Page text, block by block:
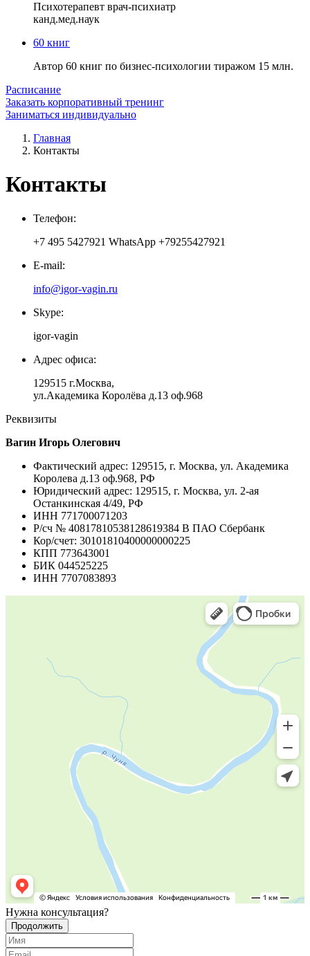
Психотерапевт врач-психиатр
канд.мед.наук
60 книг
Автор 60 книг по бизнес-психологии тиражом 15 млн.
Расписание
Заказать корпоративный тренинг
Заниматься индивидуально
Главная
Контакты
Контакты
Телефон:
+7 495 5427921 WhatsApp +79255427921
E-mail:
info@igor-vagin.ru
Skype:
igor-vagin
Адрес офиса:
129515 г.Москва,
ул.Академика Королёва д.13 оф.968
Реквизиты
Вагин Игорь Олегович
Фактический адрес: 129515, г. Москва, ул. Академика
Королева д.13 оф.968, РФ
Юридический адрес: 129515, г. Москва, ул. 2-ая
Останкинская 4/49, РФ
ИНН 771700071203
Р/сч № 40817810538128619384 В ПАО Сбербанк
Кор/счет: 30101810400000000225
КПП 773643001
БИК 044525225
ИНН 7707083893
Нужна консультация?
Продолжить